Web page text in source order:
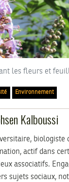
les fleurs et
Environnement
Kalboussi
biologiste
actif dans
associatifs.
sujets sociaux,